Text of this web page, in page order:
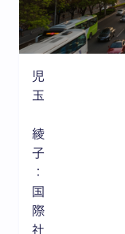
児
玉
綾
子
：
国
際
社